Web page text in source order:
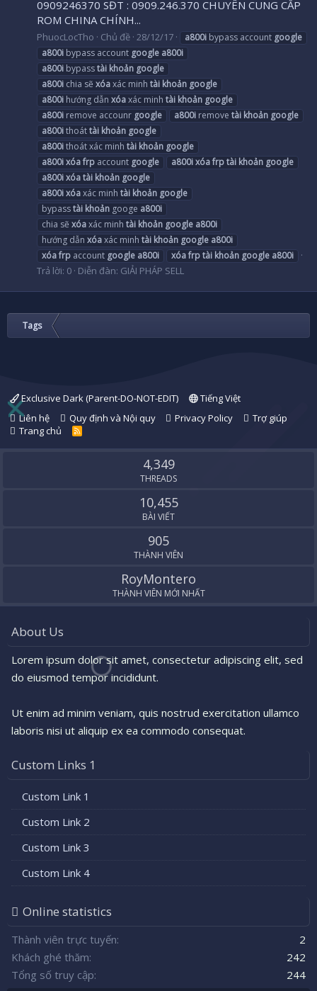
0909246370 SĐT : 0909.246.370 CHUYÊN CUNG CẤP
ROM CHINA CHÍNH...
PhuocLocTho Chủ đề 28/12/17 a800i bypass account google
a800i bypass account google a800i
a800i bypasstài khoản google
a800i chia sẽ xóaxác minh tài khoản google
a800i hướng dẫn xóaxác minh tài khoản google
a800i remove accounr google a800i remove tài khoản google
a800ithoáttài khoản google
a800ithoát xác minh tài khoản google
a800ixóafrp account google a800ixóafrptài khoản google
a800ixóatài khoản google
a800ixóaxác minh tài khoản google
bypasstài khoản googe a800i
chia sẽ xóaxác minh tài khoản google a800i
hướng dẫn xóaxác minh tài khoản google a800i
xóafrp account google a800i xóafrptài khoản google a800i
Trả lời: 0 Diễn đàn: GIẢI PHÁP SELL
Tags
Exclusive Dark (Parent-DO-NOT-EDIT)
Tiếng Việt
Liên hệ
Quy định và Nội quy Privacy Policy
Trợ giúp
Trang chủ
R
S
4,349
THREADS
10,455
BÀI VIẾT
905
THÀNH VIÊN
RoyMontero
THÀNH VIÊN MỚI NHẤT
About Us
Lorem ipsum dolor sit amet, consectetur adipiscing elit, sed
do eiusmod tempor incididunt.
Ut enim ad minim veniam, quis nostrud exercitation ullamco
laboris nisi ut aliquip ex ea commodo consequat.
Custom Links 1
Custom Link 1
Custom Link 2
Custom Link 3
Custom Link 4
Online statistics
Thành viên trực tuyến
2
Khách ghé thăm
242
Tổng số truy cập
244